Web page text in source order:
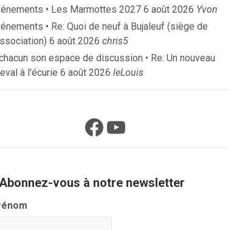
• Les Marmottes 2027 6 août 2026 Yvon
• Re: Quoi de neuf à Bujaleuf (siège de
6 août 2026 chris5
son espace de discussion • Re: Un nouveau
à l'écurie 6 août 2026 leLouis
Facebook
YouTube
vous à notre newsletter